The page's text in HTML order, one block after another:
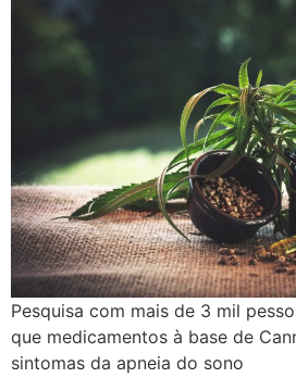
Pesquisa com mais de 3 mil
que medicamentos à base de
sintomas da apneia do sono